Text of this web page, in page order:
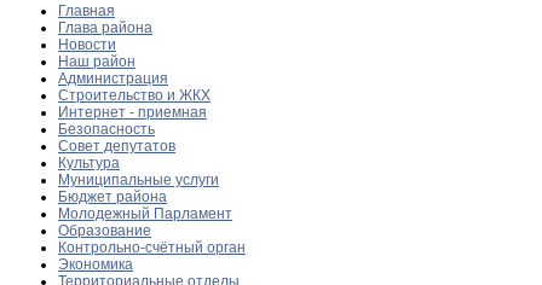
Главная
Глава района
Новости
Наш район
Администрация
Строительство и ЖКХ
Интернет - приемная
Безопасность
Совет депутатов
Культура
Муниципальные услуги
Бюджет района
Молодежный Парламент
Образование
Контрольно-счётный орган
Экономика
Территориальные отделы